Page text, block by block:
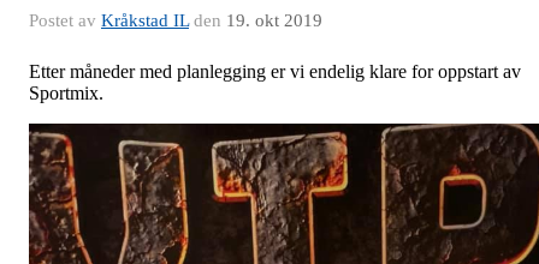
Postet av Kråkstad ILden 19. okt 2019
Etter måneder med planlegging er vi endelig klare for oppstart av
Sportmix.